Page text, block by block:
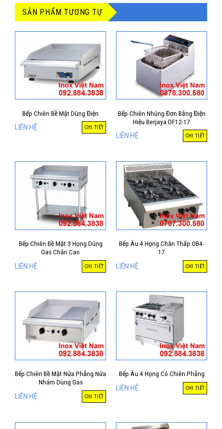
SẢN PHẨM TƯƠNG TỰ
Bếp Chiên Bề Mặt Dùng Điện
LIÊN HỆ CHI TIẾT
Bếp Chiên Nhúng Đơn Bằng Điện
Hiệu Berjaya DF12-17
LIÊN HỆ CHI TIẾT
Bếp Chiên Bề Mặt 3 Họng Dùng
Gas Chân Cao
LIÊN HỆ CHI TIẾT
Bếp Âu 4 Họng Chân Thấp OB4-
17
LIÊN HỆ CHI TIẾT
Bếp Chiên Bề Mặt Nửa Phẳng Nửa
Nhám Dùng Gas
LIÊN HỆ CHI TIẾT
Bếp Âu 4 Họng Có Chiên Phẳng
LIÊN HỆ CHI TIẾT